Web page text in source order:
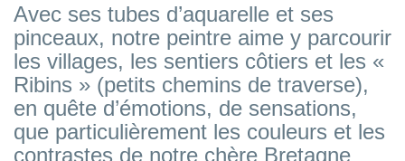
Avec ses tubes d’aquarelle et ses
pinceaux, notre peintre aime y parcourir
les villages, les sentiers côtiers et les «
Ribins » (petits chemins de traverse),
en quête d’émotions, de sensations,
que particulièrement les couleurs et les
contrastes de notre chère Bretagne